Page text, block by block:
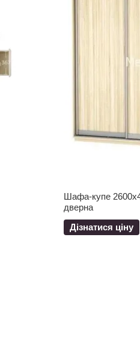
Шафа-купе
дверна
Дізнатися ціну